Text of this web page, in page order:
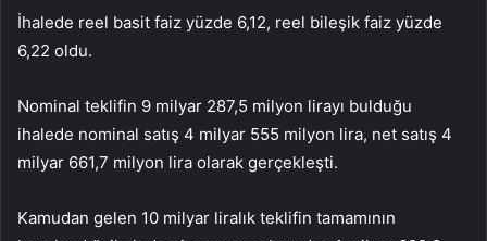
İhalede reel basit faiz yüzde 6,12, reel bileşik faiz yüzde
6,22 oldu.
Nominal teklifin 9 milyar 287,5 milyon lirayı bulduğu
ihalede nominal satış 4 milyar 555 milyon lira, net satış 4
milyar 661,7 milyon lira olarak gerçekleşti.
Kamudan gelen 10 milyar liralık teklifin tamamının